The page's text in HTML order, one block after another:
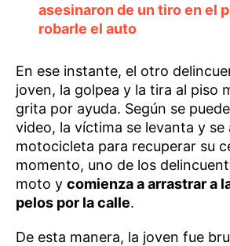
asesinaron de un tiro en el
robarle el auto
En ese instante, el otro
joven, la golpea y la tira al piso
grita por ayuda. Según se
video, la víctima se levanta y se
motocicleta para recuperar su
momento, uno de los
moto y comienza a arrastrar a
pelos por la calle.
De esta manera, la joven fue